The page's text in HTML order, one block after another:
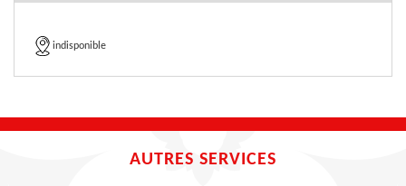
indisponible
AUTRES SERVICES